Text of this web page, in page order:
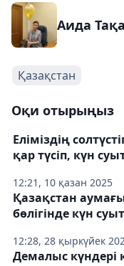
Аида
Қазақстан
Оқи отырыңыз
12:21, 10 қазан 2025
Еліміздің
қар түсіп, күн
12:28, 28 қыркүйек
Қазақстан
бөлігінде күн
Демалыс